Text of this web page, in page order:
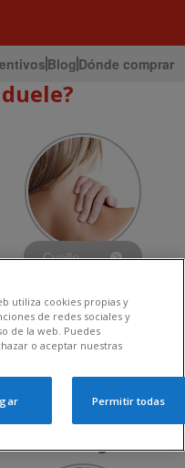
Blog Dónde comprar
Cuello
Espalda
Lumbalgia
utiliza cookies propias y
de redes sociales y
de la web. Puedes
o aceptar nuestras
Permitir todas